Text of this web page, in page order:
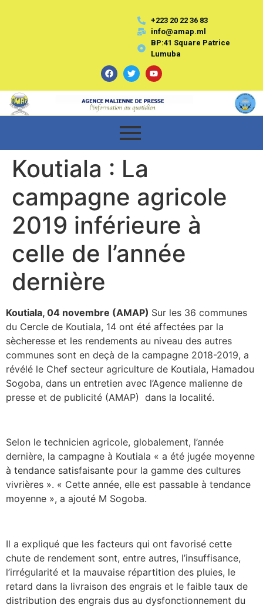
+223 20 22 36 83
info@amap.ml
BP:41 Square Patrice
Lumuba
Koutiala : La
campagne agricole
2019 inférieure à
celle de l’année
dernière
Koutiala, 04 novembre (AMAP) Sur les 36 communes
du Cercle de Koutiala, 14 ont été affectées par la
sècheresse et les rendements au niveau des autres
communes sont en deçà de la campagne 2018-2019, a
révélé le Chef secteur agriculture de Koutiala, Hamadou
Sogoba, dans un entretien avec l’Agence malienne de
presse et de publicité (AMAP) dans la localité.
Selon le technicien agricole, globalement, l’année
dernière, la campagne à Koutiala « a été jugée moyenne
à tendance satisfaisante pour la gamme des cultures
vivrières ». « Cette année, elle est passable à tendance
moyenne », a ajouté M Sogoba.
Il a expliqué que les facteurs qui ont favorisé cette
chute de rendement sont, entre autres, l’insuffisance,
l’irrégularité et la mauvaise répartition des pluies, le
retard dans la livraison des engrais et le faible taux de
distribution des engrais dus au dysfonctionnement du